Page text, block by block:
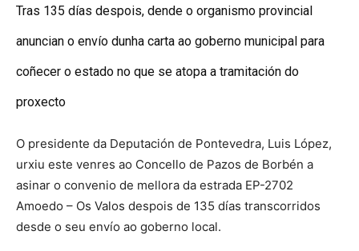
Tras 135 días despois, dende o organismo provincial
anuncian o envío dunha carta ao goberno municipal para
coñecer o estado no que se atopa a tramitación do
proxecto
O presidente da Deputación de Pontevedra, Luis López,
urxiu este venres ao Concello de Pazos de Borbén a
asinar o convenio de mellora da estrada EP-2702
Amoedo – Os Valos despois de 135 días transcorridos
desde o seu envío ao goberno local.